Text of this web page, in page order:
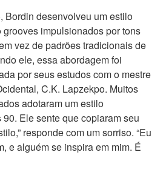
Bordin desenvolveu um estilo
impulsionados por tons
vez de padrões tradicionais de
ele, essa abordagem foi
por seus estudos com o mestre
C.K. Lapzekpo. Muitos
adotaram um estilo
Ele sente que copiaram seu
responde com um sorriso. “Eu
e alguém se inspira em mim. É